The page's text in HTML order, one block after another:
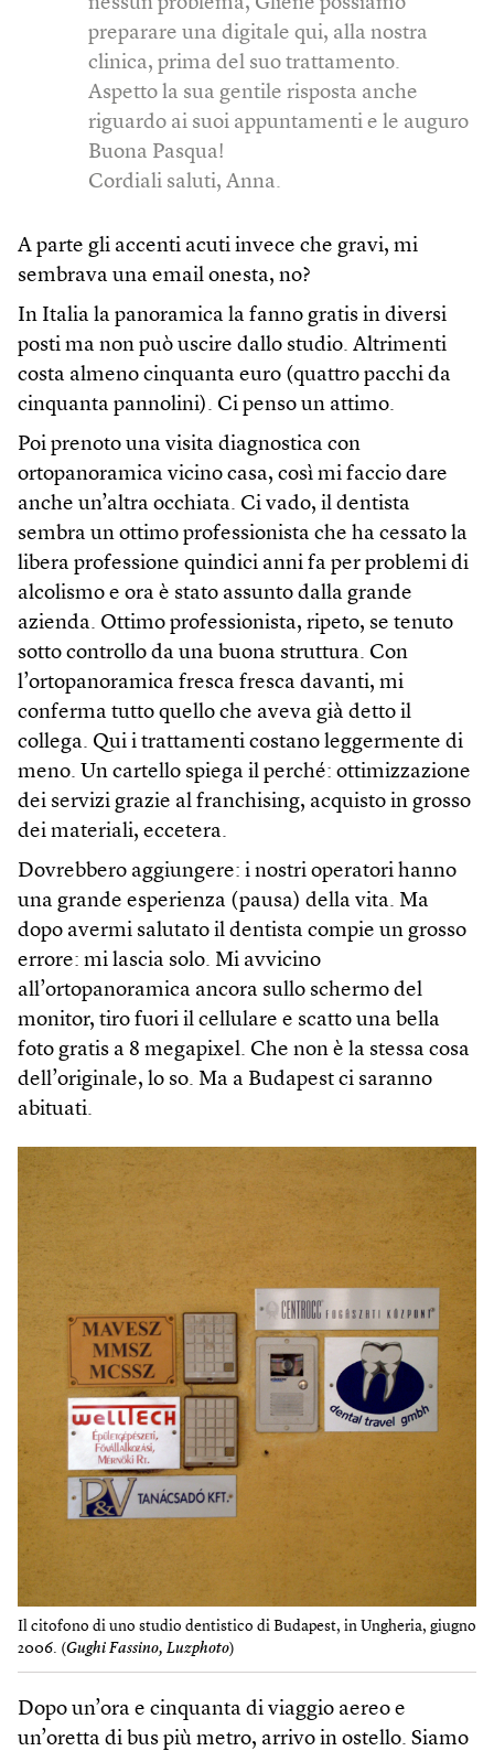
preparare una digitale qui, alla nostra
clinica, prima del suo trattamento.
Aspetto la sua gentile risposta anche
riguardo ai suoi appuntamenti e le auguro
Buona Pasqua!
Cordiali saluti, Anna.
A parte gli accenti acuti invece che gravi, mi
sembrava una email onesta, no?
In Italia la panoramica la fanno gratis in diversi
posti ma non può uscire dallo studio. Altrimenti
costa almeno cinquanta euro (quattro pacchi da
cinquanta pannolini). Ci penso un attimo.
Poi prenoto una visita diagnostica con
ortopanoramica vicino casa, così mi faccio dare
anche un’altra occhiata. Ci vado, il dentista
sembra un ottimo professionista che ha cessato la
libera professione quindici anni fa per problemi di
alcolismo e ora è stato assunto dalla grande
azienda. Ottimo professionista, ripeto, se tenuto
sotto controllo da una buona struttura. Con
l’ortopanoramica fresca fresca davanti, mi
conferma tutto quello che aveva già detto il
collega. Qui i trattamenti costano leggermente di
meno. Un cartello spiega il perché: ottimizzazione
dei servizi grazie al franchising, acquisto in grosso
dei materiali, eccetera.
Dovrebbero aggiungere: i nostri operatori hanno
una grande esperienza (pausa) della vita. Ma
dopo avermi salutato il dentista compie un grosso
errore: mi lascia solo. Mi avvicino
all’ortopanoramica ancora sullo schermo del
monitor, tiro fuori il cellulare e scatto una bella
foto gratis a 8 megapixel. Che non è la stessa cosa
dell’originale, lo so. Ma a Budapest ci saranno
abituati.
Il citofono di uno studio dentistico di Budapest, in Ungheria, giugno
2006. (Gughi Fassino, Luzphoto)
Dopo un’ora e cinquanta di viaggio aereo e
un’oretta di bus più metro, arrivo in ostello. Siamo